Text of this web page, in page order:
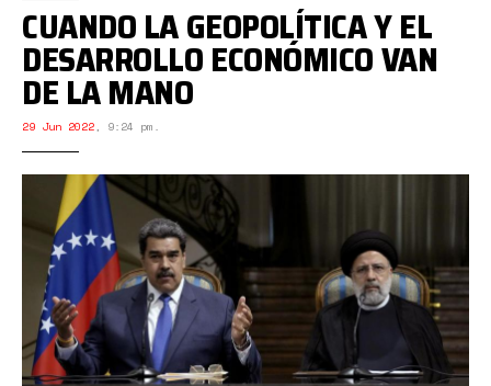
CUANDO LA GEOPOLÍTICA Y EL
DESARROLLO ECONÓMICO VAN
DE LA MANO
29 Jun 2022, 9:24 pm.